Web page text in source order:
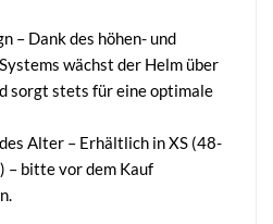
– Dank des höhen- und
wächst der Helm über
sorgt stets für eine optimale
Alter – Erhältlich in XS (48-
– bitte vor dem Kauf